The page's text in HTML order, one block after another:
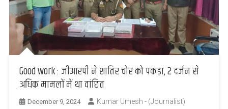
Good work : जीआरपी ने शातिर चोर को पकड़ा, 2 दर्जन से
अधिक मामलों में था वांछित
December 9, 2024 Kumar Umesh - (Journalist)